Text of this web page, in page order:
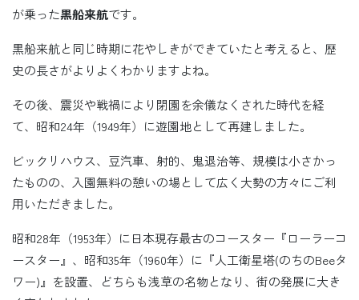
が乗った黒船来航です。
黒船来航と同じ時期に花やしきができていたと考えると、歴
史の長さがよりよくわかりますよね。
その後、震災や戦禍により閉園を余儀なくされた時代を経
て、昭和24年（1949年）に遊園地として再建しました。
ビックリハウス、豆汽車、射的、鬼退治等、規模は小さかっ
たものの、入園無料の憩いの場として広く大勢の方々にご利
用いただきました。
昭和28年（1953年）に日本現存最古のコースター『ローラーコ
ースター』、昭和35年（1960年）に『人工衛星塔(のちのBeeタ
ワー)』を設置、どちらも浅草の名物となり、街の発展に大き